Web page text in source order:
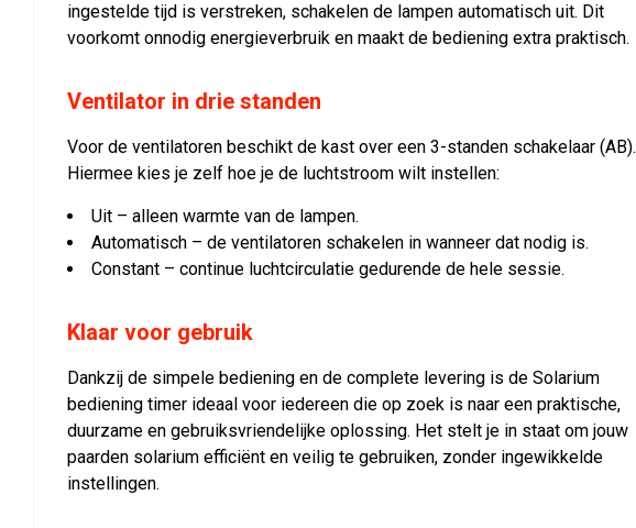
ingestelde tijd is verstreken, schakelen de lampen automatisch uit. Dit
voorkomt onnodig energieverbruik en maakt de bediening extra praktisch.
Ventilator in drie standen
Voor de ventilatoren beschikt de kast over een 3-standen schakelaar (AB).
Hiermee kies je zelf hoe je de luchtstroom wilt instellen:
Uit – alleen warmte van de lampen.
Automatisch – de ventilatoren schakelen in wanneer dat nodig is.
Constant – continue luchtcirculatie gedurende de hele sessie.
Klaar voor gebruik
Dankzij de simpele bediening en de complete levering is de Solarium
bediening timer ideaal voor iedereen die op zoek is naar een praktische,
duurzame en gebruiksvriendelijke oplossing. Het stelt je in staat om jouw
paarden solarium efficiënt en veilig te gebruiken, zonder ingewikkelde
instellingen.